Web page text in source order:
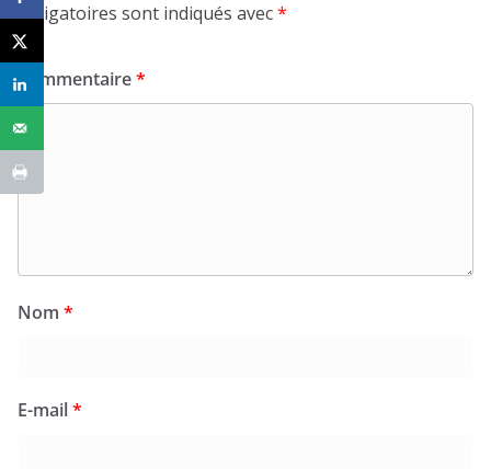
obligatoires sont indiqués avec*
Commentaire*
Nom *
E-mail*